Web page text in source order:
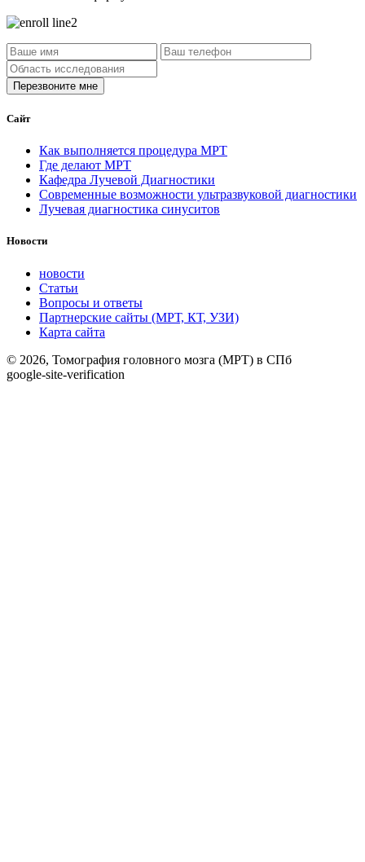
Сайт
Как выполняется процедура МРТ
Где делают МРТ
Кафедра Лучевой Диагностики
Современные возможности ультразвуковой диагностики
Лучевая диагностика синуситов
Новости
новости
Статьи
Вопросы и ответы
Партнерские сайты (МРТ, КТ, УЗИ)
Карта сайта
© 2026, Томография головного мозга (МРТ) в СПб
google-site-verification